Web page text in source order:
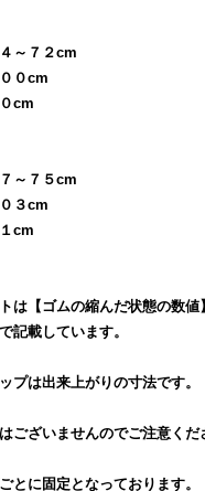
～７２cm
cm
cm
～７５cm
cm
cm
は【ゴムの縮んだ状態の数
記載しています。
プは出来上がりの寸法です。
ございませんのでご注意くだ
とに固定となっております。